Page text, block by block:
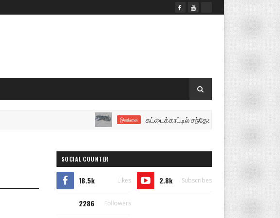
இலங்கை கட்டைக்காட்டில் சந்தேகத்திற்குரிய பெல்ட் ஹோல்டர்
SOCIAL COUNTER
18.5k Likes 2.8k Subscribes
2286 Followers